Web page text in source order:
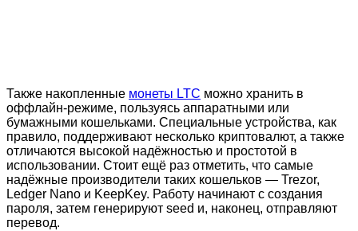
Также накопленные монеты LTC можно хранить в
оффлайн-режиме, пользуясь аппаратными или
бумажными кошельками. Специальные устройства, как
правило, поддерживают несколько криптовалют, а также
отличаются высокой надёжностью и простотой в
использовании. Стоит ещё раз отметить, что самые
надёжные производители таких кошельков — Trezor,
Ledger Nano и KeepKey. Работу начинают с создания
пароля, затем генерируют seed и, наконец, отправляют
перевод.